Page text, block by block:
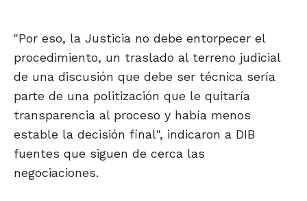
"Por eso, la Justicia no debe entorpecer el
procedimiento, un traslado al terreno judicial
de una discusión que debe ser técnica sería
parte de una politización que le quitaría
transparencia al proceso y había menos
estable la decisión final", indicaron a DIB
fuentes que siguen de cerca las
negociaciones.